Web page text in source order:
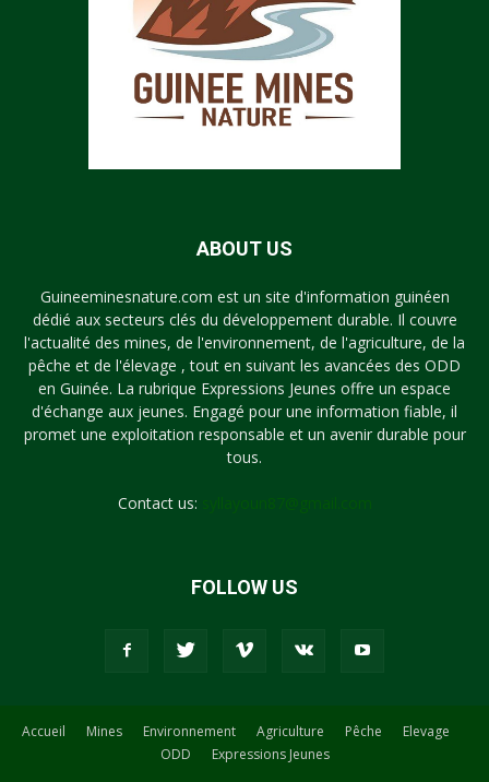
ABOUT US
Guineeminesnature.com est un site d'information guinéen
dédié aux secteurs clés du développement durable. Il couvre
l'actualité des mines, de l'environnement, de l'agriculture, de la
pêche et de l'élevage , tout en suivant les avancées des ODD
en Guinée. La rubrique Expressions Jeunes offre un espace
d'échange aux jeunes. Engagé pour une information fiable, il
promet une exploitation responsable et un avenir durable pour
tous.
Contact us:
FOLLOW US
Accueil Mines Environnement Agriculture Pêche
Elevage
ODD
Expressions Jeunes